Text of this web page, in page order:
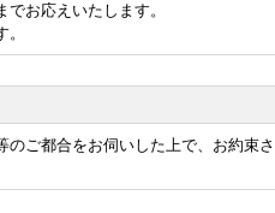
お応えいたします。
ご都合をお伺いした上で、お約束さ